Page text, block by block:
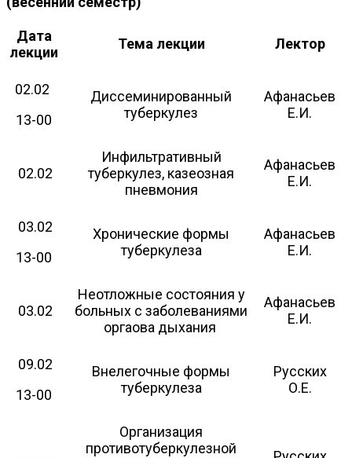
Дата
лекции
Тема лекции Лектор
02.02
13-00
Диссеминированный
туберкулез
Афанасьев
Е.И.
02.02
Инфильтративный
туберкулез, казеозная
пневмония
Афанасьев
Е.И.
03.02
13-00
Хронические формы
туберкулеза
Афанасьев
Е.И.
03.02
Неотложные состояния у
больных с заболеваниями
оргаова дыхания
Афанасьев
Е.И.
09.02
13-00
Внелегочные формы
туберкулеза
Русских
О.Е.
Организация
противотуберкулезной